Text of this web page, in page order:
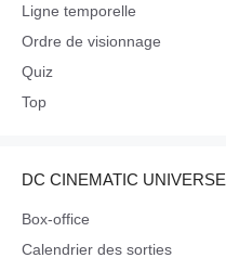
Ligne temporelle
Ordre de visionnage
Quiz
Top
DC CINEMATIC UNIVERSE
Box-office
Calendrier des sorties